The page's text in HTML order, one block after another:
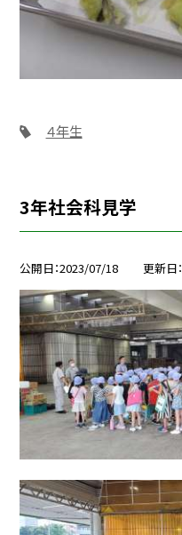
４年生
3年社会科見学
公開日 2023/07/18 更新日